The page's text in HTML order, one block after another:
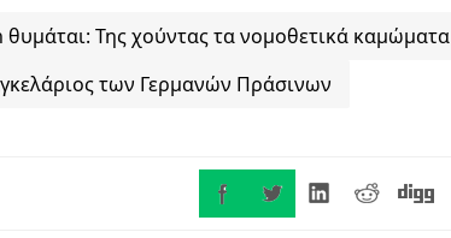
Της χούντας τα νομοθετικά καμώματα
των Γερμανών Πράσινων